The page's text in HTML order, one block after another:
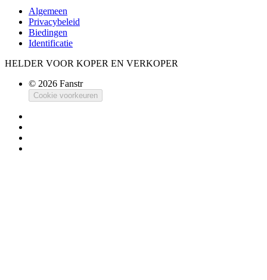
Algemeen
Privacybeleid
Biedingen
Identificatie
HELDER VOOR KOPER EN VERKOPER
© 2026 Fanstr
Cookie voorkeuren